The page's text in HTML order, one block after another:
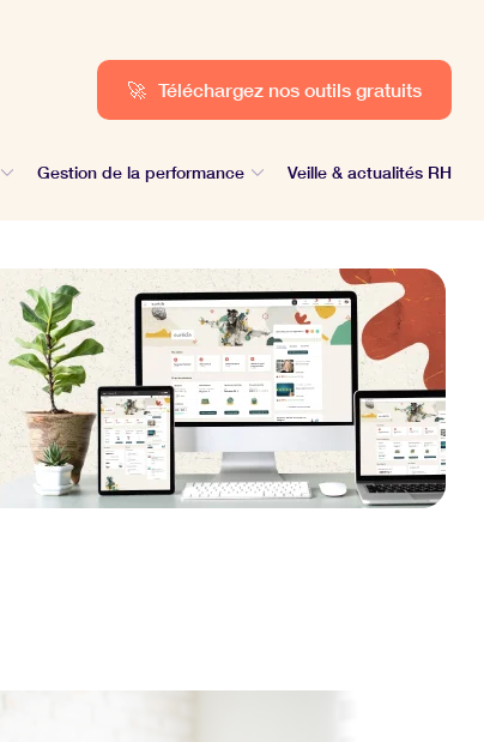
🚀 Téléchargez nos outils gratuits
Gestion de la performance Veille & actualités RH